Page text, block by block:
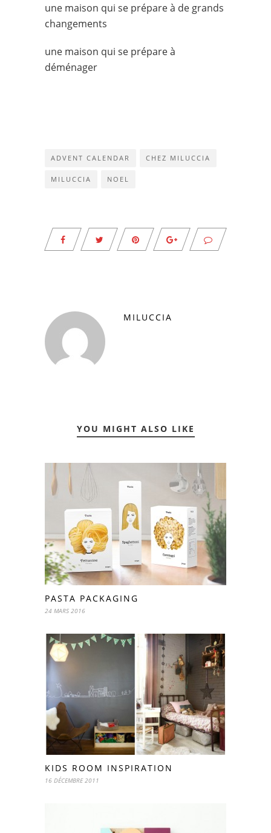
une maison qui se prépare à de grands
changements
une maison qui se prépare à
déménager
ADVENT CALENDAR CHEZ MILUCCIA
MILUCCIA NOEL
MILUCCIA
YOU MIGHT ALSO LIKE
PASTA PACKAGING
24 MARS 2016
KIDS ROOM INSPIRATION
16 DÉCEMBRE 2011